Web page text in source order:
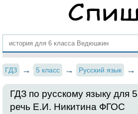
ГДЗ 5 класс Русский язык
ГДЗ по русскому языку для
речь Е.И. Никитина ФГОС